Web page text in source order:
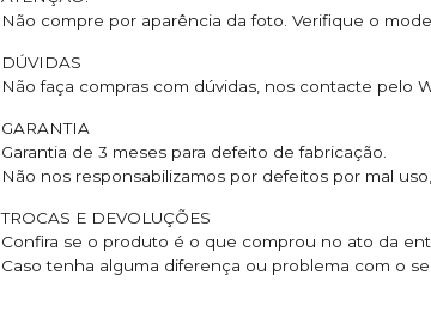
Não compre por aparência da foto. Verifique o
DÚVIDAS
Não faça compras com dúvidas, nos contacte pelo
GARANTIA
Garantia de 3 meses para defeito de fabricação.
Não nos responsabilizamos por defeitos por mal
TROCAS E DEVOLUÇÕES
Confira se o produto é o que comprou no ato da
Caso tenha alguma diferença ou problema com o